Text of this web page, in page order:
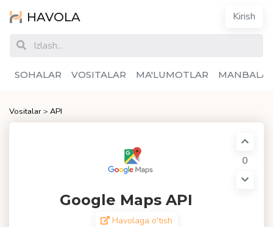
HAVOLA Kirish
SOHALAR VOSITALAR MA'LUMOTLAR
Vositalar> API
Google Maps API
Havolaga o'tish
0